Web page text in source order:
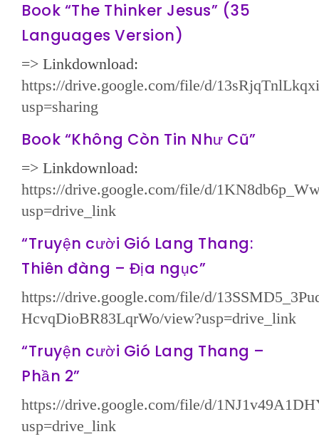
Book “The Thinker Jesus” (35
Languages Version)
=> Linkdownload:
https://drive.google.com/file/d/
usp=sharing
Book “Không Còn Tin Như Cũ”
=> Linkdownload:
https://drive.google.com/file/d/
usp=drive_link
“Truyện cười Gió Lang Thang:
Thiên đàng – Địa ngục”
https://drive.google.com/file/d/
HcvqDioBR83LqrWo/view?usp=drive_link
“Truyện cười Gió Lang Thang –
Phần 2”
https://drive.google.com/file/d/
usp=drive_link